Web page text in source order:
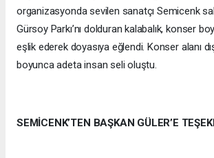
organizasyonda sevilen sanatçı Semicenk
Gürsoy Parkı’nı dolduran kalabalık, konser
eşlik ederek doyasıya eğlendi. Konser alanı
boyunca adeta insan seli oluştu.
SEMİCENK’TEN BAŞKAN GÜLER’E